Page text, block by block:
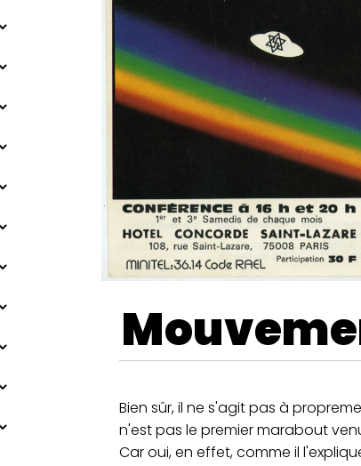
Bien sûr, il ne s'agit pas à
n'est pas le premier marabout
Car oui, en effet, comme il